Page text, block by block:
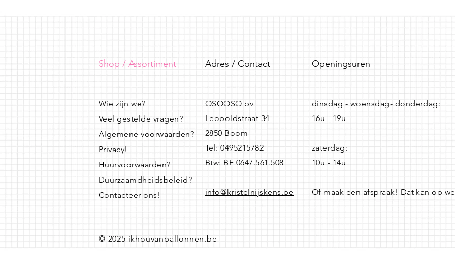
Shop / Assortiment Adres / Contact Openingsuren
Wie zijn we?
Veel gestelde vragen?
Algemene voorwaarden?
Privacy!
Huurvoorwaarden?
Duurzaamdheidsbeleid?
Contacteer ons!
OSOOSO bv
Leopoldstraat 34
2850 Boom
Tel: 0495215782
Btw: BE 0647.561.508
info@kristelnijskens.be
dinsdag - woensdag- donderdag:
16u - 19u
zaterdag:
10u - 14u
Of maak een afspraak! Dat kan op
© 2025 ikhouvanballonnen.be